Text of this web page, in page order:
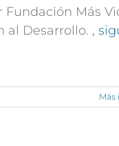
Más
al Desarrollo. ,
Más